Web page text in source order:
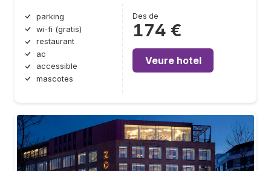
parking
wi-fi (gratis)
restaurant
ac
accessible
mascotes
Des de
174 €
Veure hotel